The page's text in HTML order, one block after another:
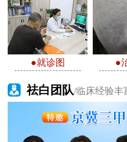
●就诊图 ●
祛白团队/临床经验丰